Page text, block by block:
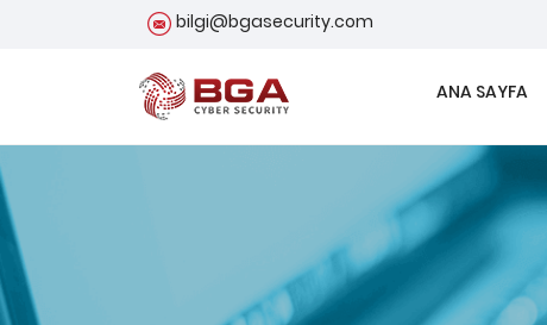
bilgi@bgasecurity.com
ANA SAYFA